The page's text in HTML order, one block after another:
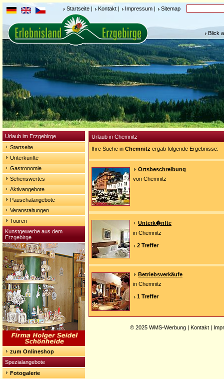
Startseite | Kontakt | Impressum | Sitemap
Blick
Urlaub im Erzgebirge
Startseite
Unterkünfte
Gastronomie
Sehenswertes
Aktivangebote
Pauschalangebote
Veranstaltungen
Touren
Kunstgewerbe aus dem
Erzgebirge
zum Onlineshop
Spezialangebote
Fotogalerie
Urlaub in Chemnitz
Ihre Suche in Chemnitz ergab folgende Ergebnisse:
Ortsbeschreibung
von Chemnitz
Unterk�nfte
in Chemnitz
2 Treffer
Betriebsverkäufe
in Chemnitz
1 Treffer
© 2025 WMS-Werbung | Kontakt |